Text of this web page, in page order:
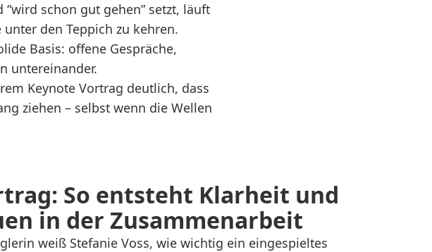
schon gut gehen” setzt, läuft
den Teppich zu kehren.
Basis: offene Gespräche,
untereinander.
Keynote Vortrag deutlich, dass
ziehen – selbst wenn die Wellen
So entsteht Klarheit und
in der Zusammenarbeit
weiß Stefanie Voss, wie wichtig ein eingespieltes